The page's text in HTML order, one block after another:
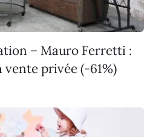
– Mauro Ferretti :
vente privée (-61%)